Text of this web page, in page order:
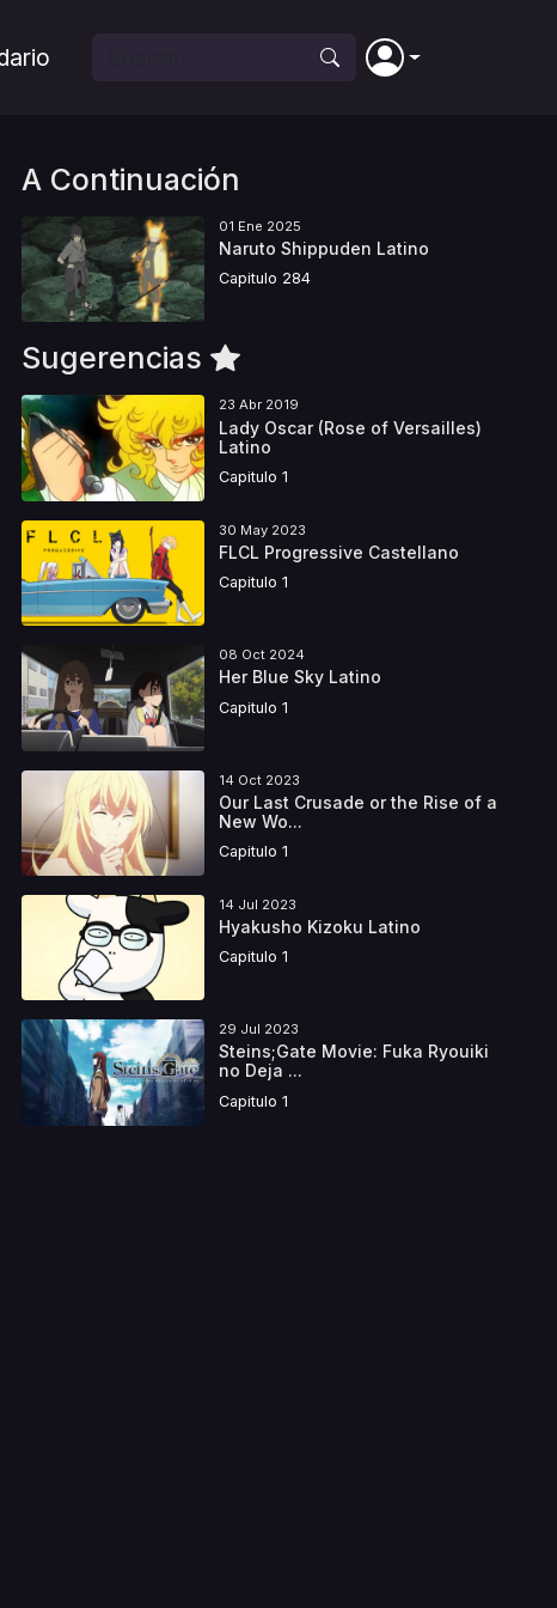
A Continuación
01 Ene 2025
Naruto Shippuden Latino
Capitulo 284
Sugerencias
23 Abr 2019
Lady Oscar (Rose of Versailles)
Latino
Capitulo 1
30 May 2023
FLCL Progressive Castellano
Capitulo 1
08 Oct 2024
Her Blue Sky Latino
Capitulo 1
14 Oct 2023
Our Last Crusade or the Rise of a
New Wo...
Capitulo 1
14 Jul 2023
Hyakusho Kizoku Latino
Capitulo 1
29 Jul 2023
Steins;Gate Movie: Fuka Ryouiki
no Deja ...
Capitulo 1